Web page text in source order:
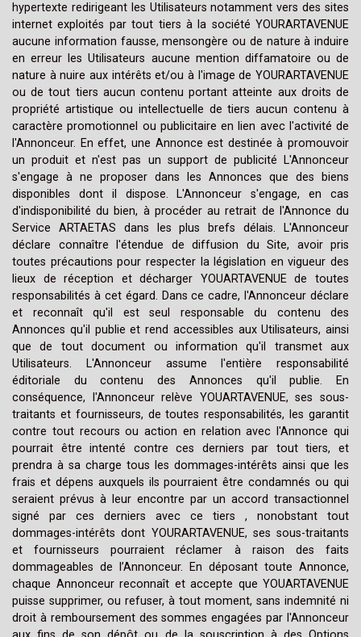
hypertexte redirigeant les Utilisateurs notamment vers des sites
internet exploités par tout tiers à la société YOURARTAVENUE
aucune information fausse, mensongère ou de nature à induire
en erreur les Utilisateurs aucune mention diffamatoire ou de
nature à nuire aux intérêts et/ou à l'image de YOURARTAVENUE
ou de tout tiers aucun contenu portant atteinte aux droits de
propriété artistique ou intellectuelle de tiers aucun contenu à
caractère promotionnel ou publicitaire en lien avec l'activité de
l'Annonceur. En effet, une Annonce est destinée à promouvoir
un produit et n'est pas un support de publicité L'Annonceur
s'engage à ne proposer dans les Annonces que des biens
disponibles dont il dispose. L'Annonceur s'engage, en cas
d'indisponibilité du bien, à procéder au retrait de l'Annonce du
Service ARTAETAS dans les plus brefs délais. L'Annonceur
déclare connaître l'étendue de diffusion du Site, avoir pris
toutes précautions pour respecter la législation en vigueur des
lieux de réception et décharger YOUARTAVENUE de toutes
responsabilités à cet égard. Dans ce cadre, l'Annonceur déclare
et reconnaît qu'il est seul responsable du contenu des
Annonces qu'il publie et rend accessibles aux Utilisateurs, ainsi
que de tout document ou information qu'il transmet aux
Utilisateurs. L'Annonceur assume l'entière responsabilité
éditoriale du contenu des Annonces qu'il publie. En
conséquence, l'Annonceur relève YOUARTAVENUE, ses sous-
traitants et fournisseurs, de toutes responsabilités, les garantit
contre tout recours ou action en relation avec l'Annonce qui
pourrait être intenté contre ces derniers par tout tiers, et
prendra à sa charge tous les dommages-intérêts ainsi que les
frais et dépens auxquels ils pourraient être condamnés ou qui
seraient prévus à leur encontre par un accord transactionnel
signé par ces derniers avec ce tiers , nonobstant tout
dommages-intérêts dont YOURARTAVENUE, ses sous-traitants
et fournisseurs pourraient réclamer à raison des faits
dommageables de l’Annonceur. En déposant toute Annonce,
chaque Annonceur reconnaît et accepte que YOUARTAVENUE
puisse supprimer, ou refuser, à tout moment, sans indemnité ni
droit à remboursement des sommes engagées par l'Annonceur